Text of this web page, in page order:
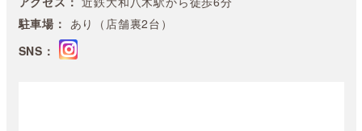
駐車場： あり（店舗裏2台）
SNS：